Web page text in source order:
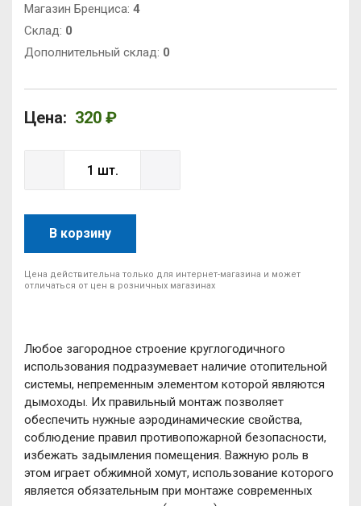
Магазин Бренциса: 4
Cклад: 0
Дополнительный склад: 0
Цена: 320 ₽
В корзину
Цена действительна только для интернет-магазина и может
отличаться от цен в розничных магазинах
Любое загородное строение круглогодичного
использования подразумевает наличие отопительной
системы, непременным элементом которой являются
дымоходы. Их правильный монтаж позволяет
обеспечить нужные аэродинамические свойства,
соблюдение правил противопожарной безопасности,
избежать задымления помещения. Важную роль в
этом играет обжимной хомут, использование которого
является обязательным при монтаже современных